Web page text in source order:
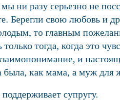
ни разу серьезно не
Берегли свою любовь и
то главным
тогда, когда это
и
была, как мама, а муж
супругу.